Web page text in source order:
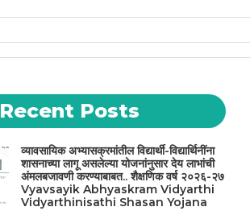
Recent Posts
व्यावसायिक अभ्यासक्रमांतील विद्यार्थी-विद्यार्थिनींना
शासनाच्या लागू असलेल्या योजनांनुसार देय लाभांची
अंमलबजावणी करण्याबाबत.. शैक्षणिक वर्ष २०२६-२७
Vyavsayik Abhyaskram Vidyarthi
Vidyarthinisathi Shasan Yojana